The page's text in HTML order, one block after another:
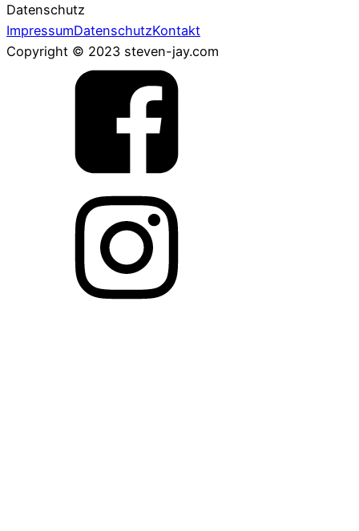
Datenschutz
ImpressumDatenschutzKontakt
Copyright © 2023 steven-jay.com